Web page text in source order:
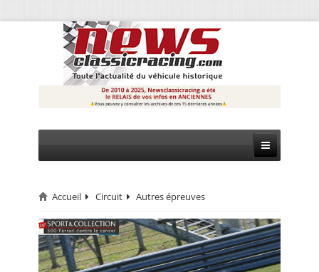
CIRCUIT
RALLYE
MONTAGNE
Accueil Circuit Autres épreuves